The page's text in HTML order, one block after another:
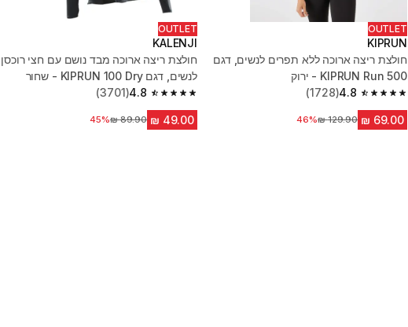
OUTLET
KIPRUN
חולצת ריצה ארוכה ללא תפרים לנשים, דגם
KIPRUN Run 500 - ירוק
4.8
4.8 out of 5 stars from 1728 reviews
(1728)
מחיר לפני הנחה‏129.90 ₪
46%
OUTLET
KALENJI
חולצת ריצה ארוכה מבד נושם עם חצי רוכסן
לנשים, דגם KIPRUN 100 Dry - שחור
4.8
4.8 out of 5 stars from 3701 reviews
(3701)
מחיר לפני הנחה‏89.90 ₪
45%